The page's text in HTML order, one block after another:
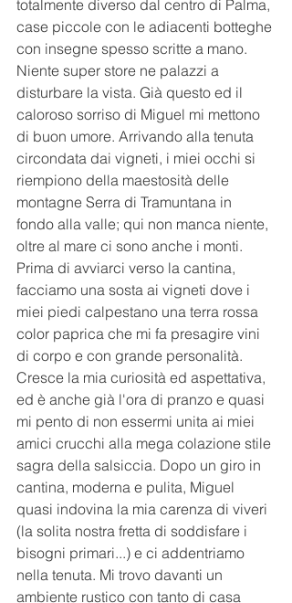
totalmente diverso dal centro di Palma,
case piccole con le adiacenti botteghe
con insegne spesso scritte a mano.
Niente super store ne palazzi a
disturbare la vista. Già questo ed il
caloroso sorriso di Miguel mi mettono
di buon umore. Arrivando alla tenuta
circondata dai vigneti, i miei occhi si
riempiono della maestosità delle
montagne Serra di Tramuntana in
fondo alla valle; qui non manca niente,
oltre al mare ci sono anche i monti.
Prima di avviarci verso la cantina,
facciamo una sosta ai vigneti dove i
miei piedi calpestano una terra rossa
color paprica che mi fa presagire vini
di corpo e con grande personalità.
Cresce la mia curiosità ed aspettativa,
ed è anche già l'ora di pranzo e quasi
mi pento di non essermi unita ai miei
amici crucchi alla mega colazione stile
sagra della salsiccia. Dopo un giro in
cantina, moderna e pulita, Miguel
quasi indovina la mia carenza di viveri
(la solita nostra fretta di soddisfare i
bisogni primari...) e ci addentriamo
nella tenuta. Mi trovo davanti un
ambiente rustico con tanto di casa